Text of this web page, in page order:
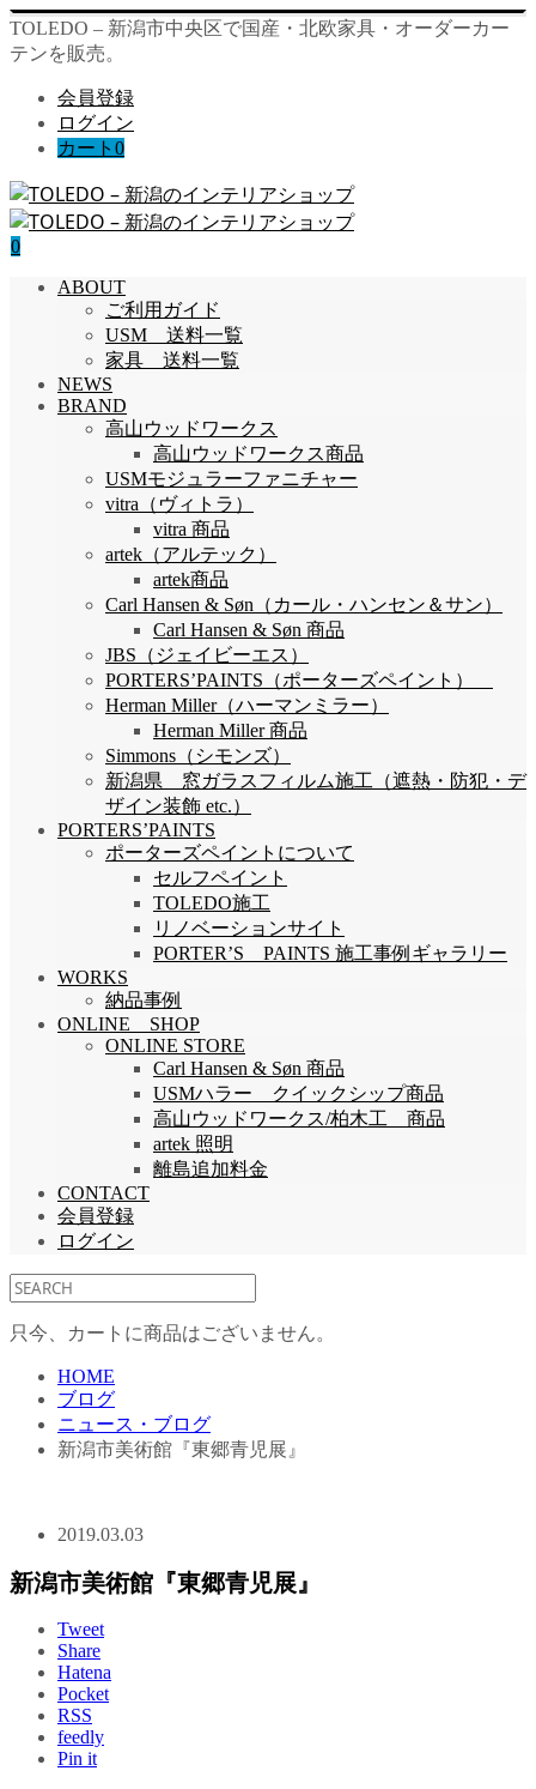
TOLEDO – 新潟市中央区で国産・北欧家具・オーダーカー
テンを販売。
会員登録
ログイン
カート 0
0
ABOUT
ご利用ガイド
USM 送料一覧
家具 送料一覧
NEWS
BRAND
高山ウッドワークス
高山ウッドワークス商品
USMモジュラーファニチャー
vitra（ヴィトラ）
vitra 商品
artek（アルテック）
artek商品
Carl Hansen & Søn（カール・ハンセン＆サン）
Carl Hansen & Søn 商品
JBS（ジェイビーエス）
PORTERS’PAINTS（ポーターズペイント）
Herman Miller（ハーマンミラー）
Herman Miller 商品
Simmons（シモンズ）
新潟県 窓ガラスフィルム施工（遮熱・防犯・デ
ザイン装飾 etc.）
PORTERS’PAINTS
ポーターズペイントについて
セルフペイント
TOLEDO施工
リノベーションサイト
PORTER’S PAINTS 施工事例ギャラリー
WORKS
納品事例
ONLINE SHOP
ONLINE STORE
Carl Hansen & Søn 商品
USMハラー クイックシップ商品
高山ウッドワークス/柏木工 商品
artek 照明
離島追加料金
CONTACT
会員登録
ログイン
只今、カートに商品はございません。
HOME
ブログ
ニュース・ブログ
新潟市美術館『東郷青児展』
2019.03.03
新潟市美術館『東郷青児展』
Tweet
Share
Hatena
Pocket
RSS
feedly
Pin it